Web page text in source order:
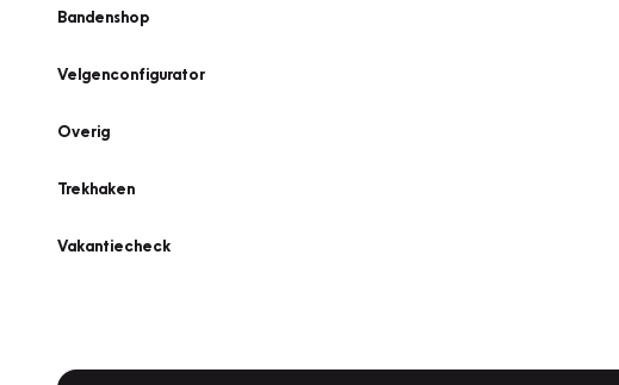
Bandenshop
Velgenconfigurator
Overig
Trekhaken
Vakantiecheck